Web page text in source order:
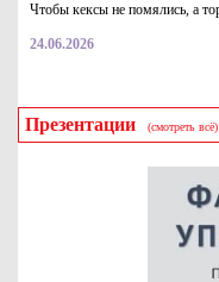
Коробка картонная для
Декоративная р-р
Чтобы кексы не помялись, а
24.06.2026
Презентации (смотреть всё)